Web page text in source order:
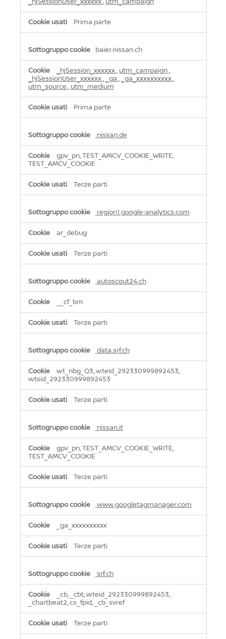
Prima parte
baier.nissan.ch
_hjSession_xxxxxx, utm_campaign,
_hjSessionUser_xxxxxx, _ga , _ga_xxxxxxxxxx,
utm_source , utm_medium
Prima parte
nissan.de
gpv_pn, TEST_AMCV_COOKIE_WRITE,
TEST_AMCV_COOKIE
Terze parti
region1.google-analytics.com
ar_debug
Terze parti
autoscout24.ch
__cf_bm
Terze parti
data.srf.ch
wt_nbg_Q3, wteid_292330999892453,
wtsid_292330999892453
Terze parti
nissan.it
gpv_pn, TEST_AMCV_COOKIE_WRITE,
TEST_AMCV_COOKIE
Terze parti
www.googletagmanager.com
_ga_xxxxxxxxxx
Terze parti
srf.ch
_cb, _cbt, wteid_292330999892453,
_chartbeat2, cs_fpid, _cb_svref
Terze parti